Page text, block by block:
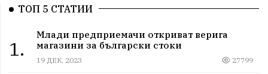
ТОП 5 СТАТИИ
1.
Млади предприемачи откриват верига
магазини за български стоки
19 ДЕК, 2023 27799